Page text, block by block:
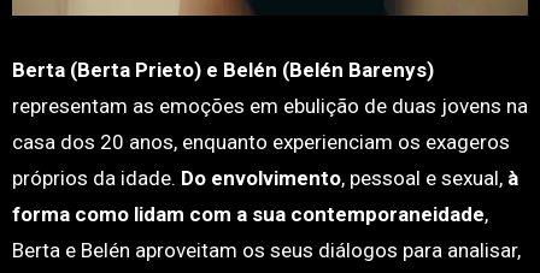
Berta (Berta Prieto) e Belén (Belén Barenys)
representam as emoções em ebulição de duas jovens na
casa dos 20 anos, enquanto experienciam os exageros
próprios da idade. Do envolvimento, pessoal e sexual,à
forma como lidam com a sua contemporaneidade,
Berta e Belén aproveitam os seus diálogos para analisar,